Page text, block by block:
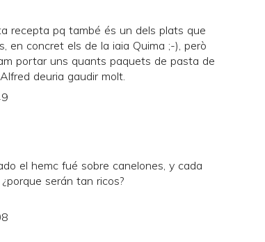
recepta pq també és un dels plats que
en concret els de la iaia Quima ;-), però
portar uns quants paquets de pasta de
deuria gaudir molt.
el hemc fué sobre canelones, y cada
serán tan ricos?